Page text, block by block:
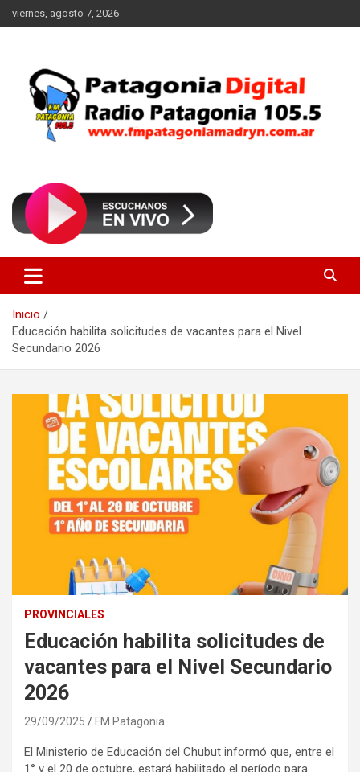
Saltar
al
viernes, agosto 7, 2026
FM Patagonia Madryn
Inicio
Educación habilita solicitudes de vacantes para el Nivel
Secundario 2026
PROVINCIALES
Educación habilita solicitudes de
vacantes para el Nivel Secundario
2026
29/09/2025 FM Patagonia
El Ministerio de Educación del Chubut informó que, entre el
1° y el 20 de octubre, estará habilitado el período para